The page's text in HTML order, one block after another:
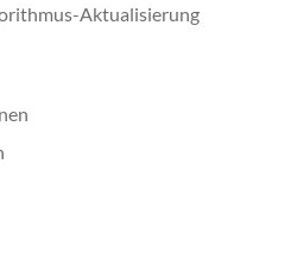
Aktualisierung